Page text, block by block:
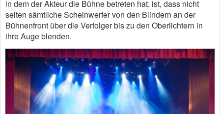
in dem der Akteur die Bühne betreten hat, ist, dass nicht
selten sämtliche Scheinwerfer von den Blindern an der
Bühnenfront über die Verfolger bis zu den Oberlichtern in
ihre Auge blenden.